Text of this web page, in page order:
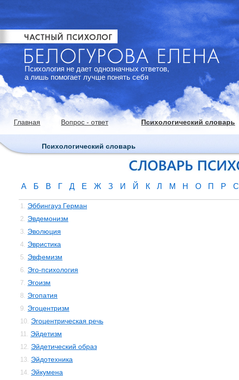
Психология не дает однозначных ответов,
а лишь помогает лучше понять себя
Главная Вопрос - ответ Психологический словарь
Психологический словарь
А Б В Г Д Е Ж З И Й К Л М Н О П Р С
1. Эббингауз Герман
2. Эвдемонизм
3. Эволюция
4. Эвристика
5. Эвфемизм
6. Эго-психология
7. Эгоизм
8. Эгопатия
9. Эгоцентризм
10. Эгоцентрическая речь
11. Эйдетизм
12. Эйдетический образ
13. Эйдотехника
14. Эйкумена